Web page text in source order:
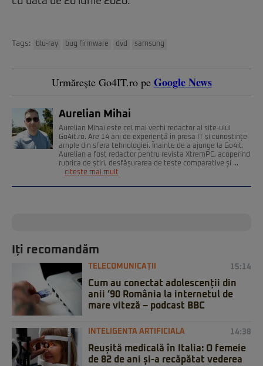
Tags: blu-ray bug firmware dvd samsung
Urmărește Go4IT.ro pe Google News
Aurelian Mihai
Aurelian Mihai este cel mai vechi redactor al site-ului
Go4it.ro. Are 14 ani de experienţă în presa IT şi cunoștințe
ample din sfera tehnologiei. Înainte de a ajunge la Go4it,
Aurelian a fost redactor pentru revista XtremPC, acoperind
rubrica de știri, desfășurarea de teste comparative și ...
citește mai mult
Iți recomandăm
TELECOMUNICAȚII 15:14
Cum au conectat adolescenții din
anii ’90 România la internetul de
mare viteză – podcast BBC
INTELIGENTA ARTIFICIALA 14:38
Reușită medicală în Italia: O femeie
de 82 de ani și-a recăpătat vederea